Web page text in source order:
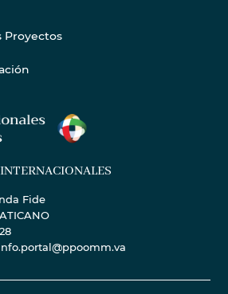
Proyectos
Fide